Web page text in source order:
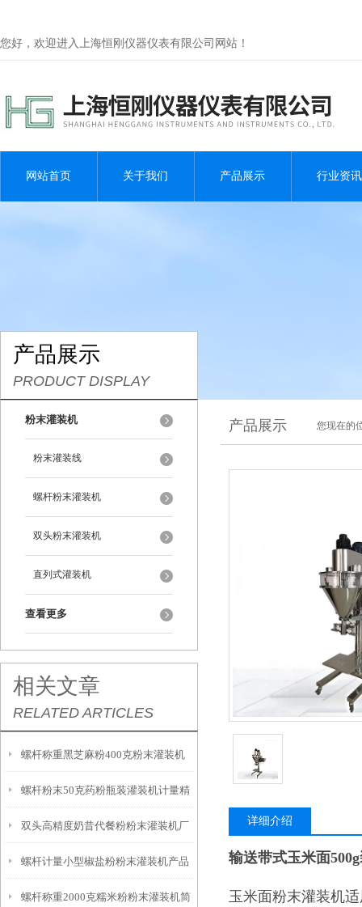
您好，欢迎进入上海恒刚仪器仪表有限公司网站！
网站首页 关于我们 产品展示 行业资讯
产品展示
PRODUCT DISPLAY
粉末灌装机
粉末灌装线
螺杆粉末灌装机
双头粉末灌装机
直列式灌装机
查看更多
相关文章
RELATED ARTICLES
螺杆称重黑芝麻粉400克粉末灌装机
产品简介
螺杆粉末50克药粉瓶装灌装机计量精
准
双头高精度奶昔代餐粉粉末灌装机厂
家
螺杆计量小型椒盐粉粉末灌装机产品
简介
螺杆称重2000克糯米粉粉末灌装机简
产品展示 您现在的
详细介绍
输送带式玉米面
玉米面粉末灌装机